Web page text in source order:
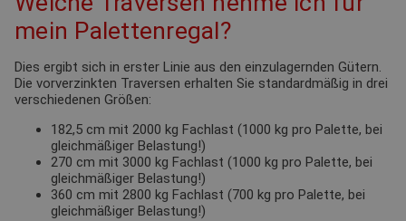
mein Palettenregal?
Dies ergibt sich in erster Linie aus den einzulagernden Gütern.
Die vorverzinkten Traversen erhalten Sie standardmäßig in drei
verschiedenen Größen:
182,5 cm mit 2000 kg Fachlast (1000 kg pro Palette, bei
gleichmäßiger Belastung!)
270 cm mit 3000 kg Fachlast (1000 kg pro Palette, bei
gleichmäßiger Belastung!)
360 cm mit 2800 kg Fachlast (700 kg pro Palette, bei
gleichmäßiger Belastung!)